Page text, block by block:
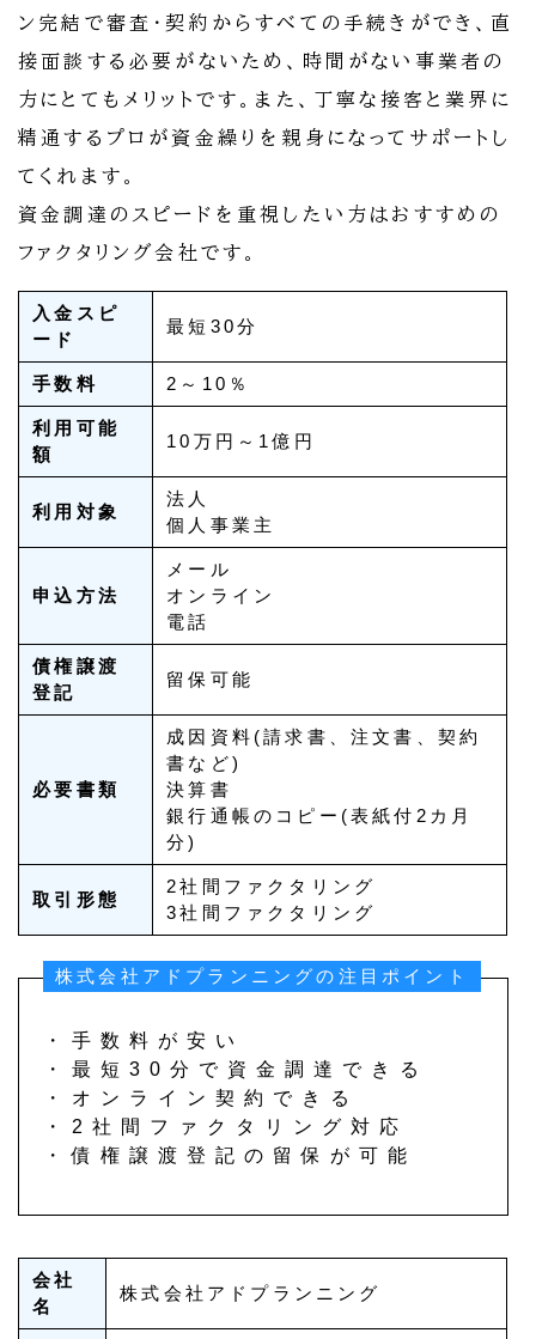
ン完結で審査・契約からすべての手続きができ、直
接面談する必要がないため、時間がない事業者の
方にとてもメリットです。また、丁寧な接客と業界に
精通するプロが資金繰りを親身になってサポートし
てくれます。
資金調達のスピードを重視したい方はおすすめの
ファクタリング会社です。
入金スピ
ード
最短30分
手数料 2～10％
利用可能
額
10万円～1億円
利用対象
法人
個人事業主
申込方法
メール
オンライン
電話
債権譲渡
登記
留保可能
必要書類
成因資料(請求書、注文書、契約
書など)
決算書
銀行通帳のコピー(表紙付2カ月
分)
取引形態
2社間ファクタリング
3社間ファクタリング
株式会社アドプランニングの注目ポイント
・手数料が安い
・最短30分で資金調達できる
・オンライン契約できる
・2社間ファクタリング対応
・債権譲渡登記の留保が可能
会社
名
株式会社アドプランニング